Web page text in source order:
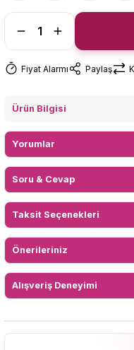
Fiyat Alarmı Paylaş
Ürün Bilgisi
Yorumlar
Soru & Cevap
Taksit Seçenekleri
Önerileriniz
Alışveriş Deneyimi